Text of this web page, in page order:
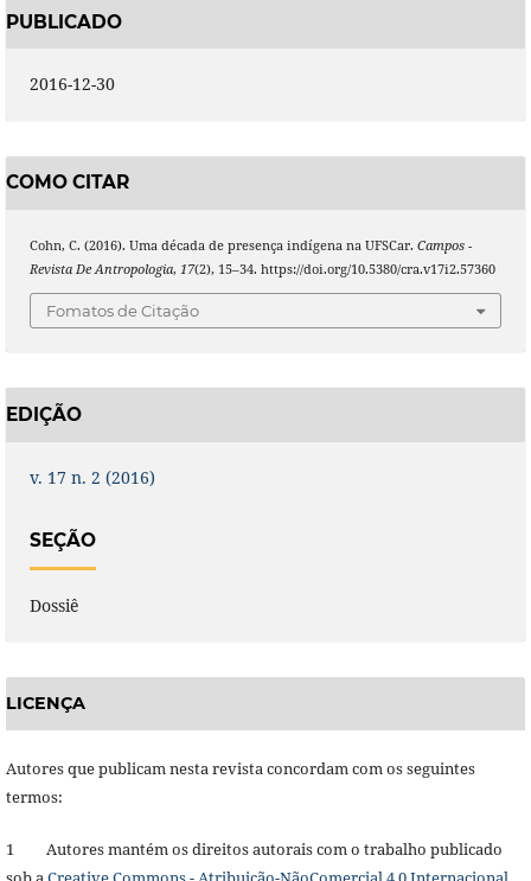
PUBLICADO
2016-12-30
COMO CITAR
Cohn, C. (2016). Uma década de presença indígena na UFSCar. Campos -
Revista De Antropologia, 17(2), 15–34. https://doi.org/10.5380/cra.v17i2.57360
Fomatos de Citação
EDIÇÃO
v. 17 n. 2 (2016)
SEÇÃO
Dossiê
LICENÇA
Autores que publicam nesta revista concordam com os seguintes
termos:
1 Autores mantém os direitos autorais com o trabalho publicado